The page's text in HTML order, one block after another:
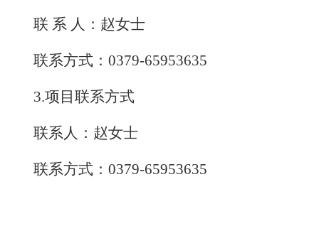
联 系 人：赵女士
联系方式：0379-65953635
3.项目联系方式
联系人：赵女士
联系方式：0379-65953635